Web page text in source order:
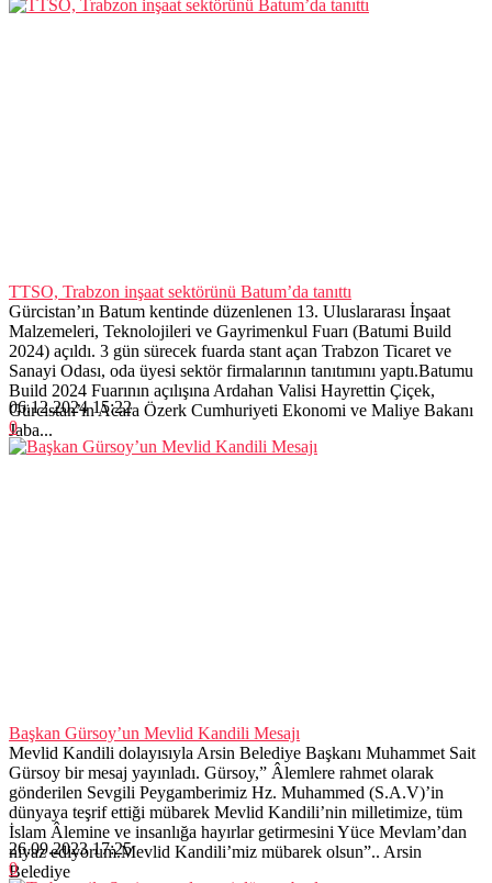
TTSO, Trabzon inşaat sektörünü Batum’da tanıttı
Gürcistan’ın Batum kentinde düzenlenen 13. Uluslararası İnşaat
Malzemeleri, Teknolojileri ve Gayrimenkul Fuarı (Batumi Build
2024) açıldı. 3 gün sürecek fuarda stant açan Trabzon Ticaret ve
Sanayi Odası, oda üyesi sektör firmalarının tanıtımını yaptı.Batumu
Build 2024 Fuarının açılışına Ardahan Valisi Hayrettin Çiçek,
Gürcistan’ın Acara Özerk Cumhuriyeti Ekonomi ve Maliye Bakanı
Jaba...
06.12.2024 15:22
0
Başkan Gürsoy’un Mevlid Kandili Mesajı
Mevlid Kandili dolayısıyla Arsin Belediye Başkanı Muhammet Sait
Gürsoy bir mesaj yayınladı. Gürsoy,” Âlemlere rahmet olarak
gönderilen Sevgili Peygamberimiz Hz. Muhammed (S.A.V)’in
dünyaya teşrif ettiği mübarek Mevlid Kandili’nin milletimize, tüm
İslam Âlemine ve insanlığa hayırlar getirmesini Yüce Mevlam’dan
niyaz ediyorum.Mevlid Kandili’miz mübarek olsun”.. Arsin
Belediye
26.09.2023 17:25
0